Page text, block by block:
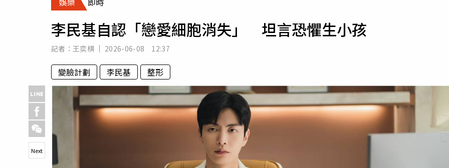
專欄
房產新勢力
運勢
李民基自認「戀愛細胞消失」 坦言恐懼生小孩
記者： 王奕棋 2026-06-08 12:37
變臉計劃 李民基 整形
Next